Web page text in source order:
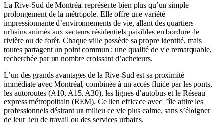
La Rive-Sud de Montréal représente bien plus qu’un simple
prolongement de la métropole. Elle offre une variété
impressionnante d’environnements de vie, allant des quartiers
urbains animés aux secteurs résidentiels paisibles en bordure de
rivière ou de forêt. Chaque ville possède sa propre identité, mais
toutes partagent un point commun : une qualité de vie remarquable,
recherchée par un nombre croissant d’acheteurs.
L’un des grands avantages de la Rive-Sud est sa proximité
immédiate avec Montréal, combinée à un accès fluide par les ponts,
les autoroutes (A10, A15, A30), les lignes d’autobus et le Réseau
express métropolitain (REM). Ce lien efficace avec l’île attire les
professionnels désirant un milieu de vie plus calme, sans s’éloigner
de leur lieu de travail ou des services urbains.